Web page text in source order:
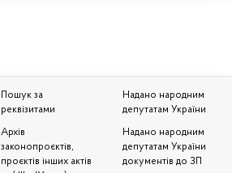
Пошук за
реквізитами
Архів
законопроєктів,
проєктів інших актів
Надано народним
депутатам України
Надано народним
депутатам України
документів до ЗП